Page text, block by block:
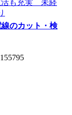
のカット・検